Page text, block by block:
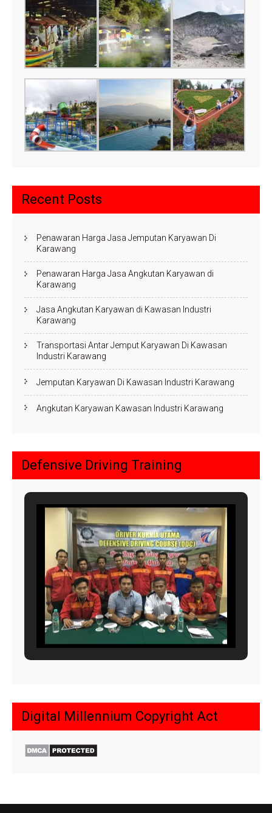
Recent Posts
Penawaran Harga Jasa Jemputan Karyawan Di
Karawang
Penawaran Harga Jasa Angkutan Karyawan di
Karawang
Jasa Angkutan Karyawan di Kawasan Industri
Karawang
Transportasi Antar Jemput Karyawan Di Kawasan
Industri Karawang
Jemputan Karyawan Di Kawasan Industri Karawang
Angkutan Karyawan Kawasan Industri Karawang
Defensive Driving Training
Digital Millennium Copyright Act